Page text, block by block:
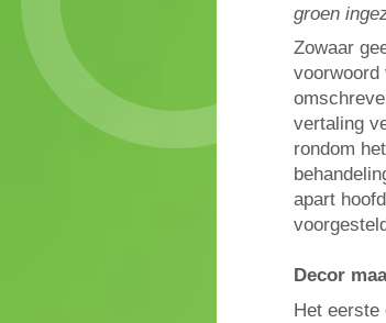
groen
Zowaar
voorwoord
vertaling
rondom
apart
Decor
Het eerste